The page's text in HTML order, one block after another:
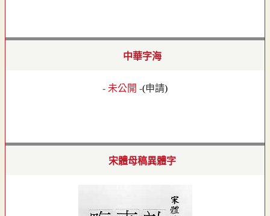
中華字海
- 未公開 -(申請)
宋體母稿異體字